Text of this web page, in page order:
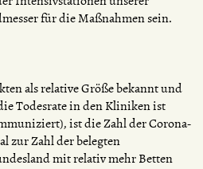
für die Maßnahmen sein.
als relative Größe bekannt und
Todesrate in den Kliniken ist
ist die Zahl der Corona-
zur Zahl der belegten
mit relativ mehr Betten